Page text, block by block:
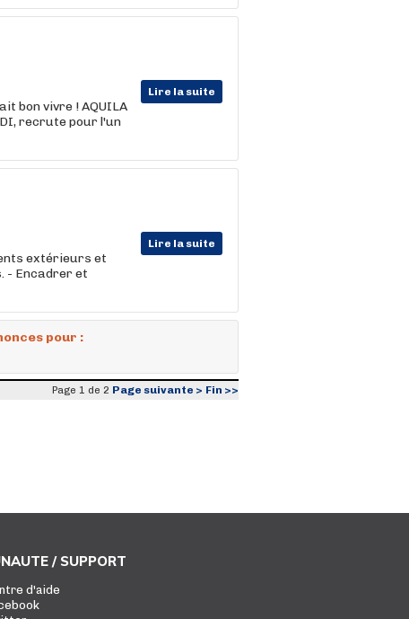
Lire la suite
bon vivre ! AQUILA
recrute pour l'un
Lire la suite
extérieurs et
- Encadrer et
pour :
Page 1 de 2 Page suivante > Fin >>
/ SUPPORT
d'aide